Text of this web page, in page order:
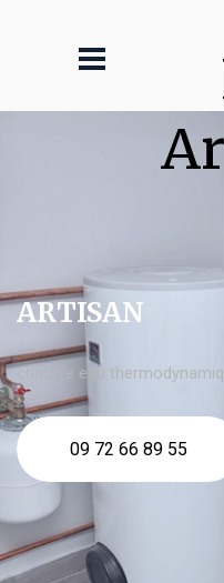
ARTISAN
chauffe eau
09 72 66 89 55